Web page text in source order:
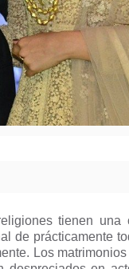
tienen una
de prácticamente
Los